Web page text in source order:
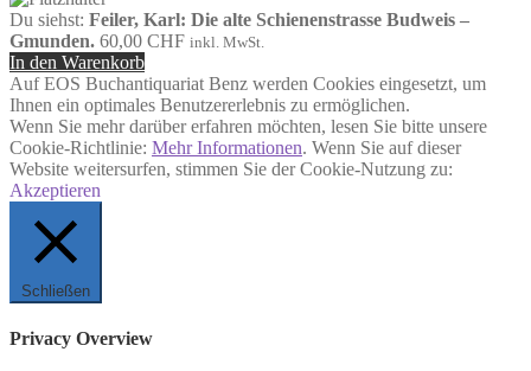
Du siehst: Feiler, Karl: Die alte Schienenstrasse Budweis –
Gmunden. 60,00 CHF inkl. MwSt.
In den Warenkorb
Auf EOS Buchantiquariat Benz werden Cookies eingesetzt, um
Ihnen ein optimales Benutzererlebnis zu ermöglichen.
Wenn Sie mehr darüber erfahren möchten, lesen Sie bitte unsere
Cookie-Richtlinie: Mehr Informationen. Wenn Sie auf dieser
Website weitersurfen, stimmen Sie der Cookie-Nutzung zu:
Akzeptieren
Schließen
Privacy Overview